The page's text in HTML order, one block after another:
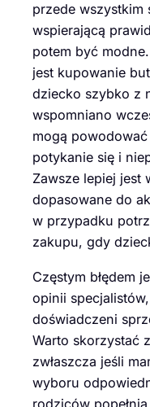
przede wszystkim
wspierającą
potem być
jest kupowanie
dziecko szybko z
wspomniano
mogą
potykanie się i
Zawsze lepiej jest
dopasowane do
w przypadku
zakupu, gdy
Częstym błędem
opinii
doświadczeni
Warto skorzystać
zwłaszcza jeśli
wyboru
rodziców